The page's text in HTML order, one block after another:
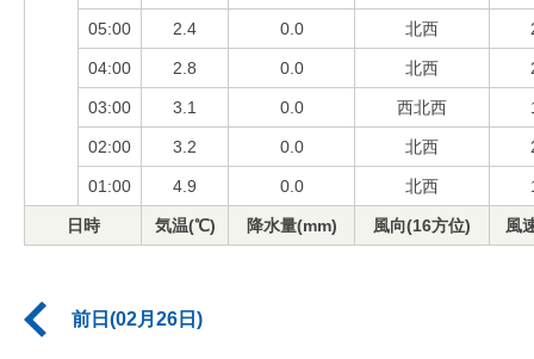
05:00 2.4 0.0 北西
04:00 2.8 0.0 北西
03:00 3.1 0.0 西北西
02:00 3.2 0.0 北西
01:00 4.9 0.0 北西
日時 気温(℃) 降水量(mm) 風向(16方位) 風
前日(02月26日)